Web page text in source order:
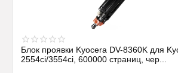
Блок проявки Kyocera DV-8360K для
2554ci/3554ci, 600000 страниц, чер...